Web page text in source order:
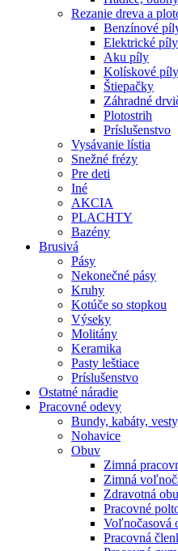
Rezanie dreva a
Benzínové
Elektrické píly
Aku píly
Kolískové píly
Štiepačky
Záhradné
Plotostrih
Príslušenstvo
Vysávanie lístia
Snežné frézy
Pre deti
Iné
AKCIA
PLACHTY
Bazény
Brusivá
Pásy
Nekonečné pásy
Kruhy
Kotúče so stopkou
Výseky
Molitány
Keramika
Pasty leštiace
Príslušenstvo
Ostatné náradie
Pracovné odevy
Bundy, kabáty,
Nohavice
Obuv
Zimná
Zimná
Zdravotná
Pracovné
Voľnočasová
Pracovná